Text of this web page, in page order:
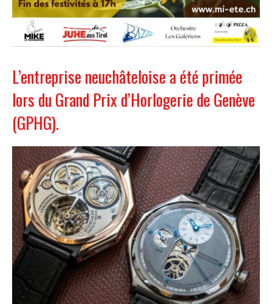
L’entreprise neuchâteloise a été primée
lors du Grand Prix d’Horlogerie de Genève
(GPHG).